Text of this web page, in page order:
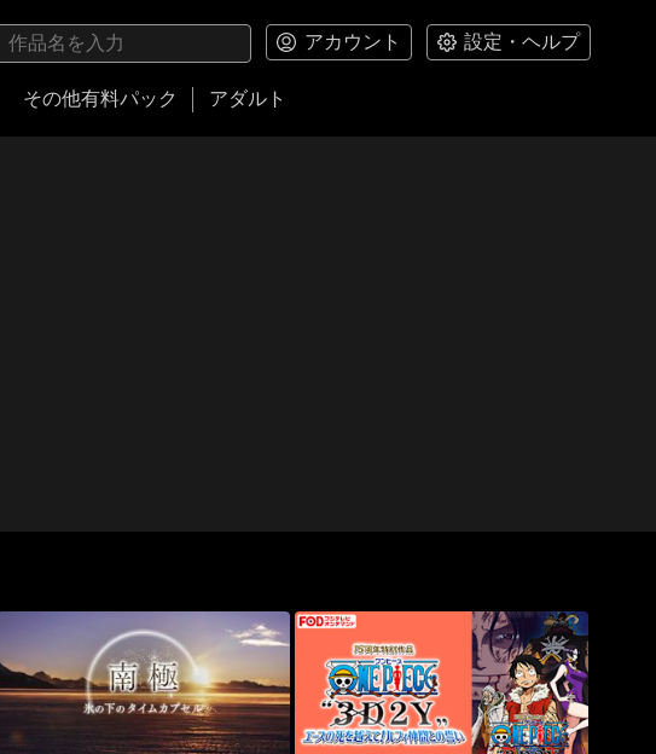
アカウント 設定・ヘルプ
その他有料パック アダルト